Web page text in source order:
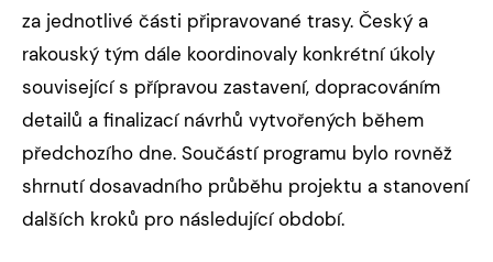
za jednotlivé části připravované trasy. Český a
rakouský tým dále koordinovaly konkrétní úkoly
související s přípravou zastavení, dopracováním
detailů a finalizací návrhů vytvořených během
předchozího dne. Součástí programu bylo rovněž
shrnutí dosavadního průběhu projektu a stanovení
dalších kroků pro následující období.